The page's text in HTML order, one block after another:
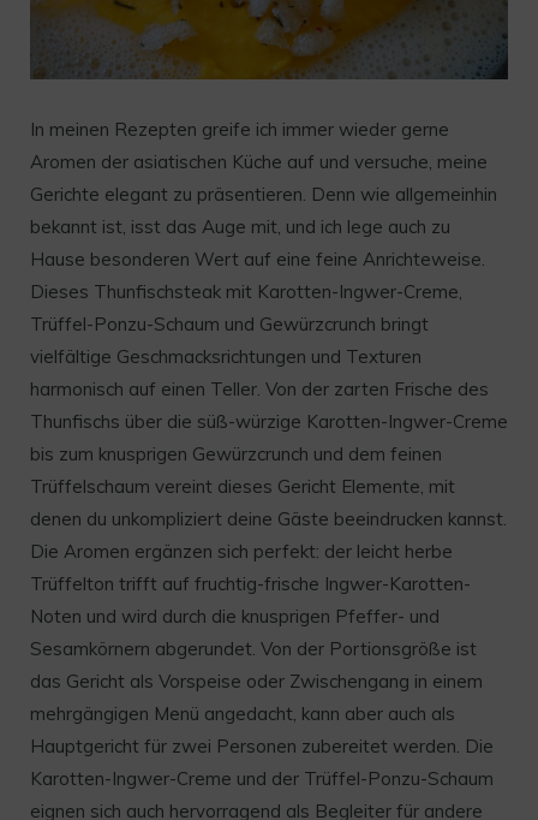
In meinen Rezepten greife ich immer wieder gerne
Aromen der asiatischen Küche auf und versuche, meine
Gerichte elegant zu präsentieren. Denn wie allgemeinhin
bekannt ist, isst das Auge mit, und ich lege auch zu
Hause besonderen Wert auf eine feine Anrichteweise.
Dieses Thunfischsteak mit Karotten-Ingwer-Creme,
Trüffel-Ponzu-Schaum und Gewürzcrunch bringt
vielfältige Geschmacksrichtungen und Texturen
harmonisch auf einen Teller. Von der zarten Frische des
Thunfischs über die süß-würzige Karotten-Ingwer-Creme
bis zum knusprigen Gewürzcrunch und dem feinen
Trüffelschaum vereint dieses Gericht Elemente, mit
denen du unkompliziert deine Gäste beeindrucken kannst.
Die Aromen ergänzen sich perfekt: der leicht herbe
Trüffelton trifft auf fruchtig-frische Ingwer-Karotten-
Noten und wird durch die knusprigen Pfeffer- und
Sesamkörnern abgerundet. Von der Portionsgröße ist
das Gericht als Vorspeise oder Zwischengang in einem
mehrgängigen Menü angedacht, kann aber auch als
Hauptgericht für zwei Personen zubereitet werden. Die
Karotten-Ingwer-Creme und der Trüffel-Ponzu-Schaum
eignen sich auch hervorragend als Begleiter für andere